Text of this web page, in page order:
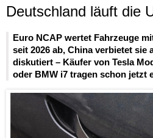
Deutschland läuft die
Euro NCAP wertet Fahrzeuge
seit 2026 ab, China verbietet sie
diskutiert – Käufer von Tesla
oder BMW i7 tragen schon jetzt